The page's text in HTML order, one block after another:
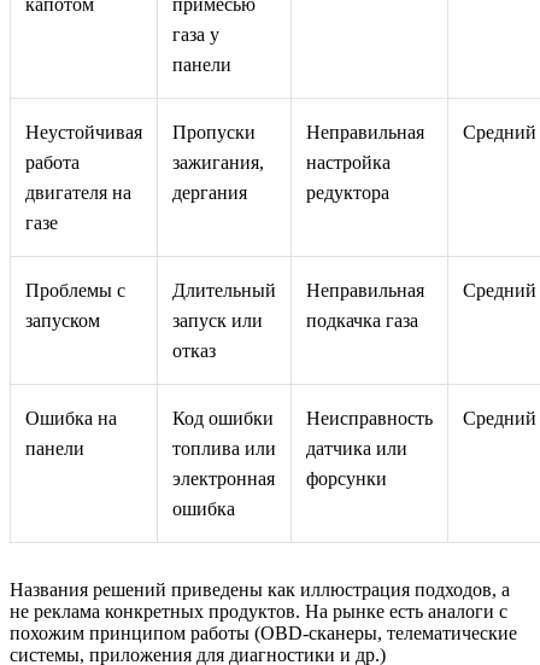
капотом
примесью
газа у
панели
Неустойчивая
работа
двигателя на
газе
Пропуски
зажигания,
дергания
Неправильная
настройка
редуктора
Средний
Проблемы с
запуском
Длительный
запуск или
отказ
Неправильная
подкачка газа
Средний
Ошибка на
панели
Код ошибки
топлива или
электронная
ошибка
Неисправность
датчика или
форсунки
Средний
Названия решений приведены как иллюстрация подходов, а
не реклама конкретных продуктов. На рынке есть аналоги с
похожим принципом работы (OBD‑сканеры, телематические
системы, приложения для диагностики и др.)